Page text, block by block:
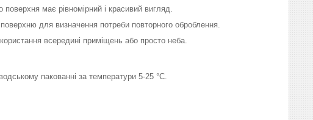
має рівномірний і красивий вигляд.
для визначення потреби повторного оброблення.
всередині приміщень або просто неба.
пакованні за температури 5-25 °C.